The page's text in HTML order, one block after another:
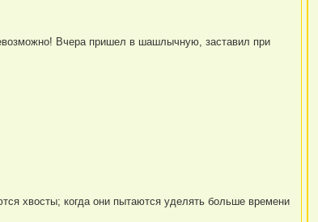
Вчера пришел в шашлычную, заставил при
хвосты; когда они пытаются уделять больше времени